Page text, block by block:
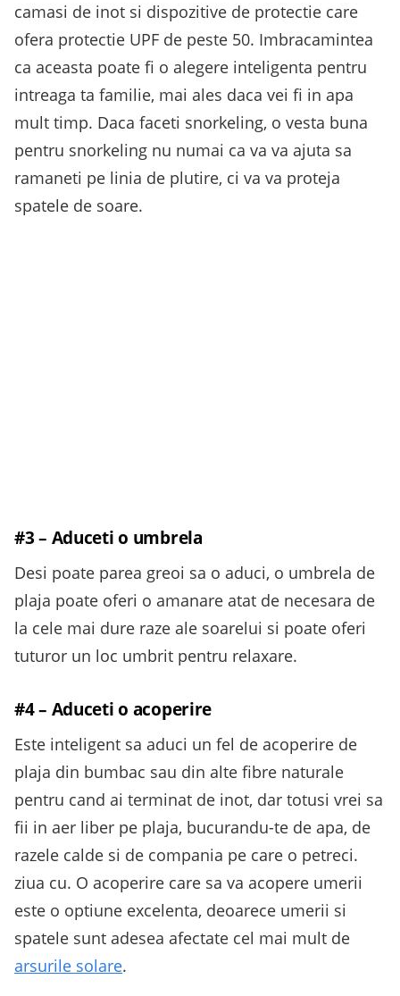
camasi de inot si dispozitive de protectie care
ofera protectie UPF de peste 50. Imbracamintea
ca aceasta poate fi o alegere inteligenta pentru
intreaga ta familie, mai ales daca vei fi in apa
mult timp. Daca faceti snorkeling, o vesta buna
pentru snorkeling nu numai ca va va ajuta sa
ramaneti pe linia de plutire, ci va va proteja
spatele de soare.
#3 – Aduceti o umbrela
Desi poate parea greoi sa o aduci, o umbrela de
plaja poate oferi o amanare atat de necesara de
la cele mai dure raze ale soarelui si poate oferi
tuturor un loc umbrit pentru relaxare.
#4 – Aduceti o acoperire
Este inteligent sa aduci un fel de acoperire de
plaja din bumbac sau din alte fibre naturale
pentru cand ai terminat de inot, dar totusi vrei sa
fii in aer liber pe plaja, bucurandu-te de apa, de
razele calde si de compania pe care o petreci.
ziua cu. O acoperire care sa va acopere umerii
este o optiune excelenta, deoarece umerii si
spatele sunt adesea afectate cel mai mult de
arsurile solare.